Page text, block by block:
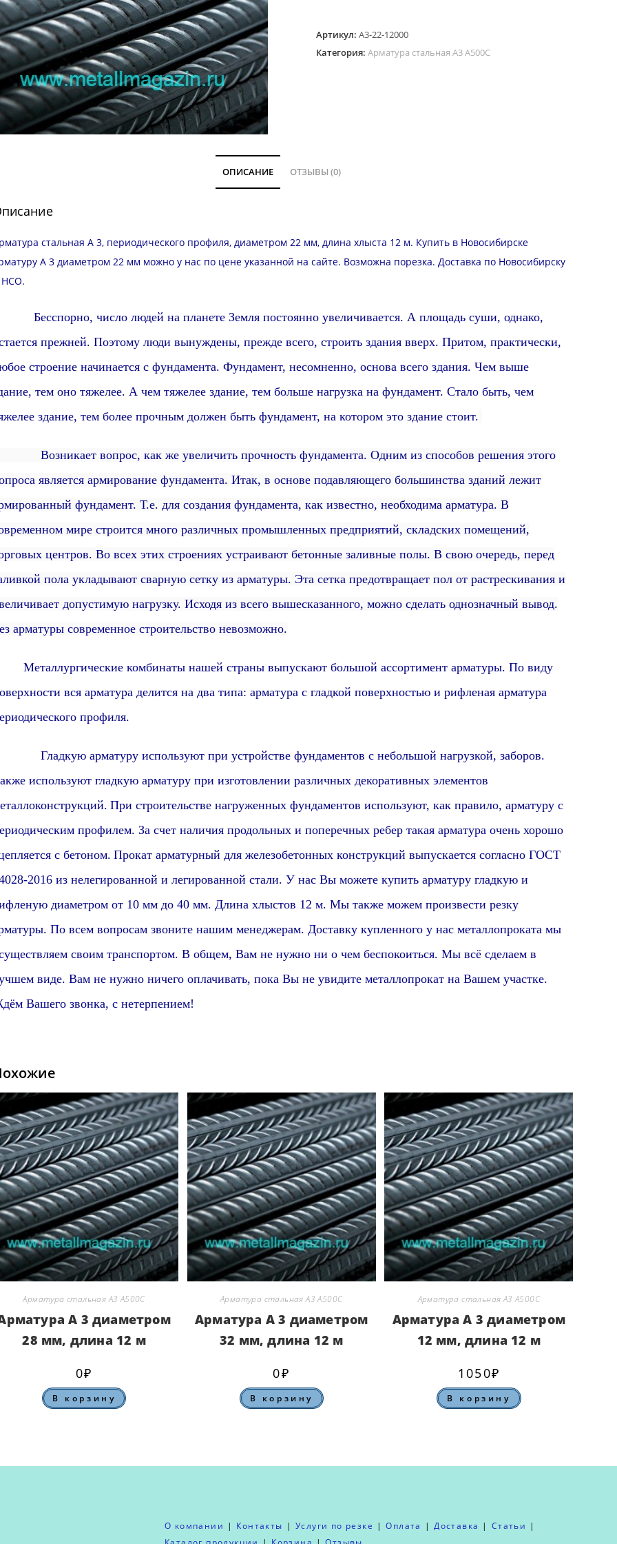
А
3
м
Артикул:А3-22-12000
Категория:Арматура стальная А3 А500С
ОПИСАНИЕ ОТЗЫВЫ (0)
стальная А 3, периодического профиля, диаметром 22 мм, длина хлыста 12 м. Купить в Новосибирске
А 3 диаметром 22 мм можно у нас по цене указанной на сайте. Возможна порезка. Доставка по Новосибирску
НСО.
число людей на планете Земля постоянно увеличивается. А площадь суши, однако,
прежней. Поэтому люди вынуждены, прежде всего, строить здания вверх. Притом, практически,
строение начинается с фундамента. Фундамент, несомненно, основа всего здания. Чем выше
тем оно тяжелее. А чем тяжелее здание, тем больше нагрузка на фундамент. Стало быть, чем
здание, тем более прочным должен быть фундамент, на котором это здание стоит.
вопрос, как же увеличить прочность фундамента. Одним из способов решения этого
является армирование фундамента. Итак, в основе подавляющего большинства зданий лежит
фундамент. Т.е. для создания фундамента, как известно, необходима арматура. В
мире строится много различных промышленных предприятий, складских помещений,
центров. Во всех этих строениях устраивают бетонные заливные полы. В свою очередь, перед
пола укладывают сварную сетку из арматуры. Эта сетка предотвращает пол от растрескивания и
допустимую нагрузку. Исходя из всего вышесказанного, можно сделать однозначный вывод.
арматуры современное строительство невозможно.
комбинаты нашей страны выпускают большой ассортиментарматуры. По виду
вся арматура делится на два типа: арматура с гладкой поверхностью и рифленая арматура
профиля.
арматуру используют при устройстве фундаментов с небольшой нагрузкой, заборов.
используют гладкую арматуру при изготовлении различных декоративных элементов
При строительстве нагруженных фундаментов используют, как правило, арматуру с
профилем. За счет наличия продольных и поперечных ребер такая арматура очень хорошо
с бетоном. Прокат арматурный для железобетонных конструкций выпускается согласно ГОСТ
2016 из нелегированной и легированной стали. У нас Вы можете купить арматуру гладкую и
диаметром от 10 мм до 40 мм. Длина хлыстов 12 м. Мы также можем произвести резку
По всем вопросам звоните нашим менеджерам. Доставку купленного у нас металлопроката мы
своим транспортом. В общем, Вам не нужно ни о чем беспокоиться. Мы всё сделаем в
виде. Вам не нужно ничего оплачивать, пока Вы не увидите металлопрокат на Вашем участке.
Вашего звонка, с нетерпением!
Арматура стальная А3 А500С
А 3 диаметром
28 мм, длина 12 м
0₽
В корзину
Арматура стальная А3 А500С
Арматура А 3 диаметром
32 мм, длина 12 м
0₽
В корзину
Арматура стальная А3 А500С
Арматура А 3 диаметром
12 мм, длина 12 м
1050₽
В корзину
О компании Контакты Услуги по резке Оплата Доставка
Статьи